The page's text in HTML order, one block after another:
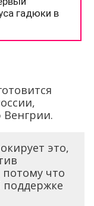
это,
потому что
поддержке